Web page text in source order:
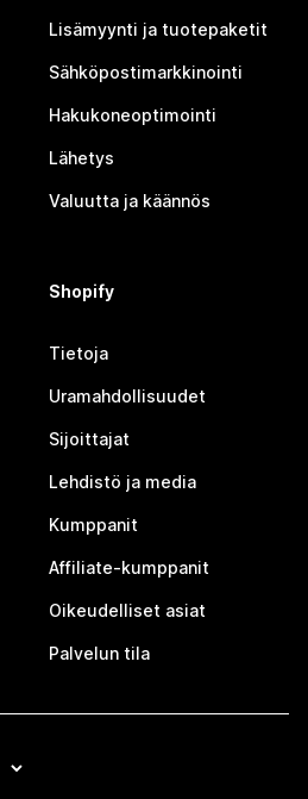
Lisämyynti ja tuotepaketit
Sähköpostimarkkinointi
Hakukoneoptimointi
Lähetys
Valuutta ja käännös
Shopify
Tietoja
Uramahdollisuudet
Sijoittajat
Lehdistö ja media
Kumppanit
Affiliate-kumppanit
Oikeudelliset asiat
Palvelun tila